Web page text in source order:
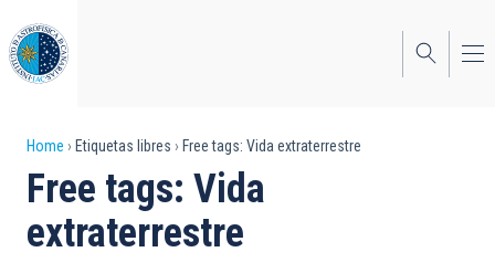
to
main
content
Breadcrumb
Home Etiquetas libres Free tags: Vida extraterrestre
Free tags: Vida
extraterrestre